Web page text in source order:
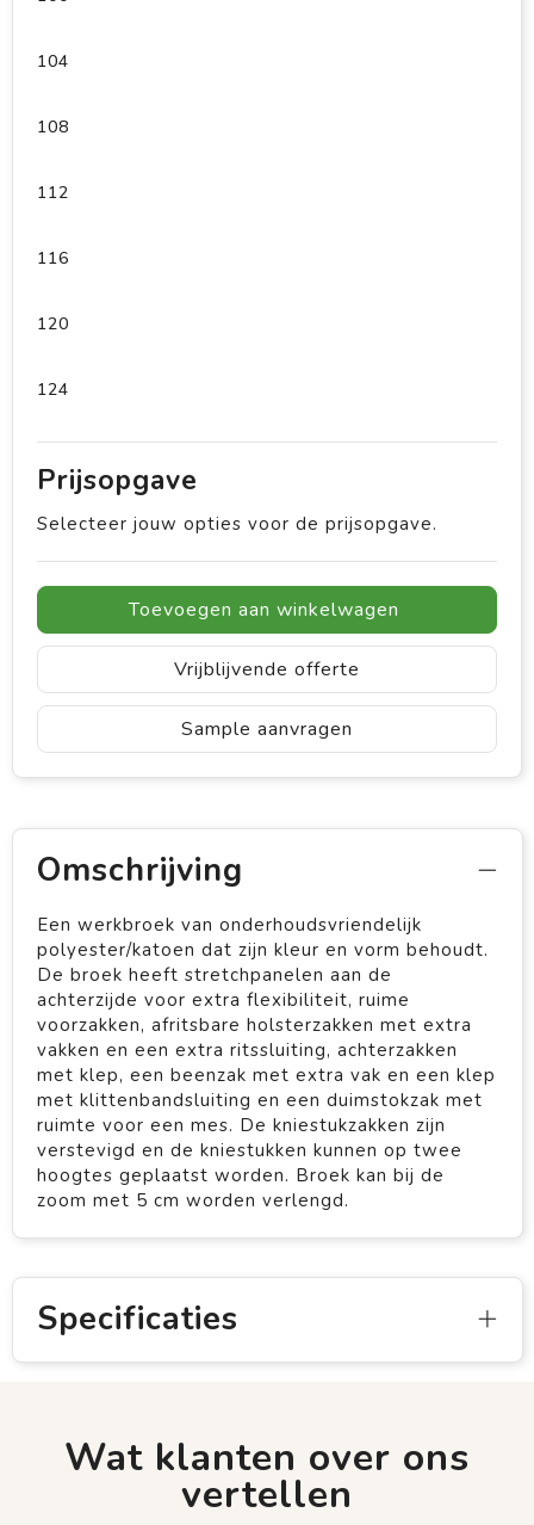
104
108
112
116
120
124
Prijsopgave
Selecteer jouw opties voor de prijsopgave.
Toevoegen aan winkelwagen
Vrijblijvende offerte
Sample aanvragen
Omschrijving
Een werkbroek van onderhoudsvriendelijk
polyester/katoen dat zijn kleur en vorm behoudt.
De broek heeft stretchpanelen aan de
achterzijde voor extra flexibiliteit, ruime
voorzakken, afritsbare holsterzakken met extra
vakken en een extra ritssluiting, achterzakken
met klep, een beenzak met extra vak en een klep
met klittenbandsluiting en een duimstokzak met
ruimte voor een mes. De kniestukzakken zijn
verstevigd en de kniestukken kunnen op twee
hoogtes geplaatst worden. Broek kan bij de
zoom met 5 cm worden verlengd.
Specificaties
Wat klanten over ons
vertellen